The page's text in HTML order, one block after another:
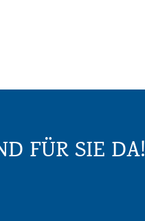
FÜR SIE DA!